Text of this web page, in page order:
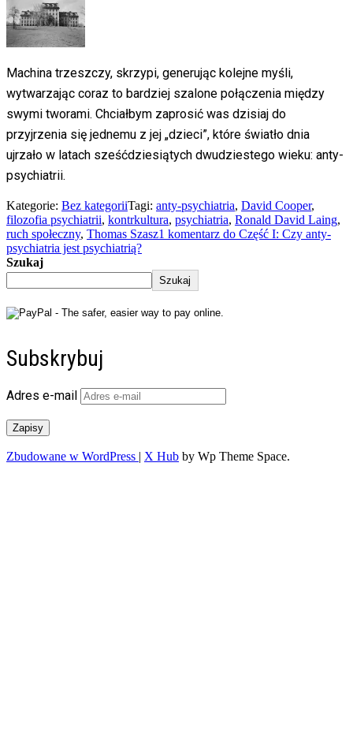
09/05/201420/02/2016
Machina trzeszczy, skrzypi, generując kolejne myśli,
wytwarzając coraz to bardziej szalone połączenia między
swymi tworami. Chciałbym zaprosić was dzisiaj do
przyjrzenia się jednemu z jej „dzieci”, które światło dnia
ujrzało w latach sześćdziesiątych dwudziestego wieku: anty-
psychiatrii.
Kategorie: Bez kategoriiTagi: anty-psychiatria, David Cooper,
filozofia psychiatrii, kontrkultura, psychiatria, Ronald David Laing,
ruch społeczny, Thomas Szasz1 komentarz do Część I: Czy anty-
psychiatria jest psychiatrią?
Szukaj
Szukaj
Subskrybuj
Adres e-mail
Zapisy
Zbudowane w WordPress | X Hub by Wp Theme Space.